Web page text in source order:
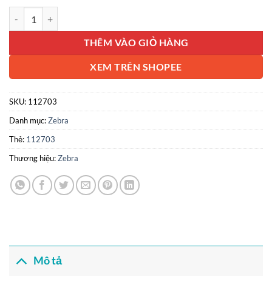
THÊM VÀO GIỎ HÀNG
XEM TRÊN SHOPEE
SKU: 112703
Danh mục:Zebra
Thẻ: 112703
Thương hiệu:Zebra
Mô tả